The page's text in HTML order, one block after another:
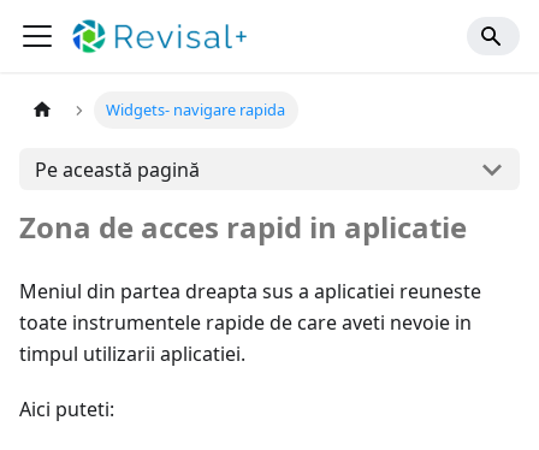
Widgets- navigare rapida
Pe această pagină
Zona de acces rapid in aplicatie
Meniul din partea dreapta sus a aplicatiei reuneste
toate instrumentele rapide de care aveti nevoie in
timpul utilizarii aplicatiei.
Aici puteti: